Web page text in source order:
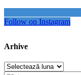
Follow on Instagram
Arhive
Arhive